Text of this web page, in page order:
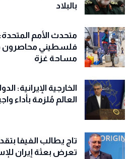
بالبلاد
فلسطيني
مساحة غزة
الخارجية الإيرانية:
العالم مُلزمة بأداء
تاج يطالب الفيفا
تعرض بعثة إيران